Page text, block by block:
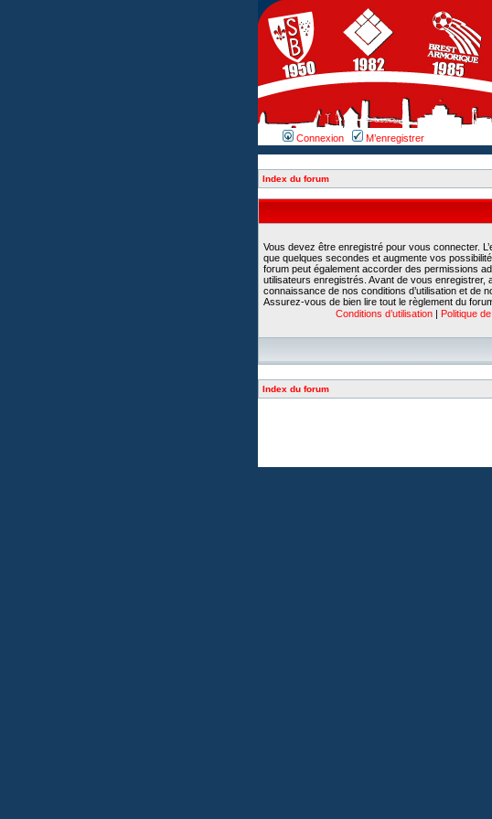
Connexion M’enregistrer
Index du forum
Vous devez être enregistré pour vous connecter.
que quelques secondes et augmente vos
forum peut également accorder des permissions
utilisateurs enregistrés. Avant de vous enregistrer,
connaissance de nos conditions d’utilisation et de
Assurez-vous de bien lire tout le règlement du
Conditions d’utilisation | Politique
Index du forum